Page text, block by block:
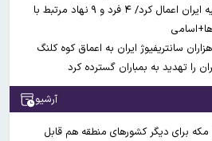
آمریکا تحریم‌های جدیدی علیه ایران اعمال کرد/ ۴ فرد و ۹ نهاد مرتبط با
سانتریفیوژ ایران به اعماق کوه کلنگ
را تهدید به بمباران گسترده کرد
آرشیو
مکه برای دیگر کشورهای منطقه هم قابل